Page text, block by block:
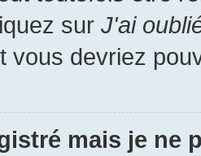
sur J'ai
vous devriez
mais je ne